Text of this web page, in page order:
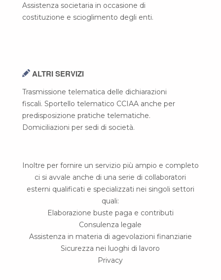
Assistenza societaria in occasione di
costituzione e scioglimento degli enti.
ALTRI SERVIZI
Trasmissione telematica delle dichiarazioni
fiscali. Sportello telematico CCIAA anche per
predisposizione pratiche telematiche.
Domiciliazioni per sedi di società.
Inoltre per fornire un servizio più ampio e completo
ci si avvale anche di una serie di collaboratori
esterni qualificati e specializzati nei singoli settori
quali:
Elaborazione buste paga e contributi
Consulenza legale
Assistenza in materia di agevolazioni finanziarie
Sicurezza nei luoghi di lavoro
Privacy